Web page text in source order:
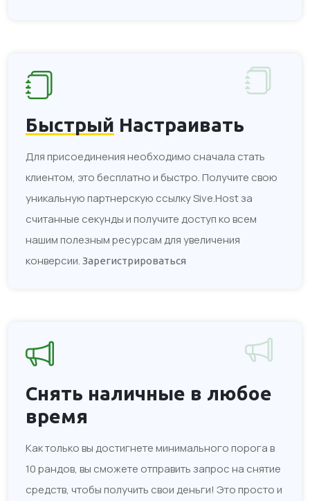
Быстрый Настраивать
Для присоединения необходимо сначала стать
клиентом, это бесплатно и быстро. Получите свою
уникальную партнерскую ссылку Sive.Host за
считанные секунды и получите доступ ко всем
нашим полезным ресурсам для увеличения
конверсии. Зарегистрироваться
Снять наличные в любое
время
Как только вы достигнете минимального порога в
10 рандов, вы сможете отправить запрос на снятие
средств, чтобы получить свои деньги! Это просто и